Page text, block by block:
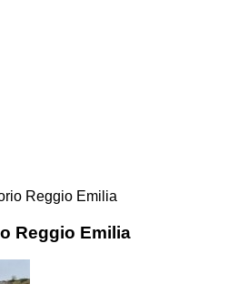
Reggio Emilia
Reggio Emilia